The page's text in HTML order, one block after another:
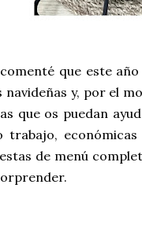
que este
navideñas y, por el
que os puedan
trabajo,
de menú